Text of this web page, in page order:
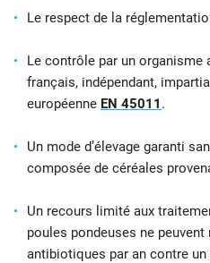
Le respect de la
Le contrôle par un organisme
français, indépendant,
européenne EN 45011 .
Un mode d’élevage garanti
composée de céréales
Un recours limité aux
poules pondeuses ne
antibiotiques par an contre